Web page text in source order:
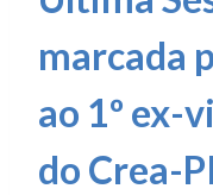
marcada
ao 1º ex-
do Crea-PI